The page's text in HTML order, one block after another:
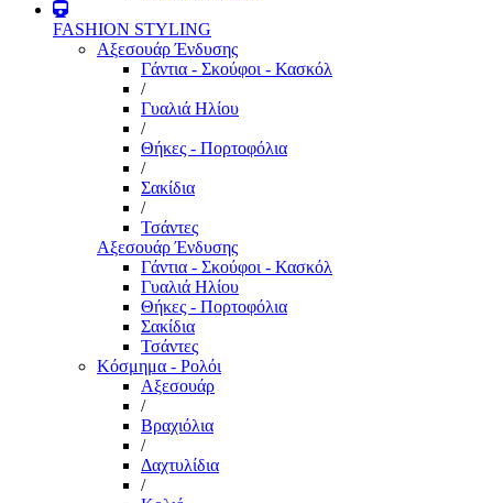
FASHION STYLING
Αξεσουάρ Ένδυσης
Γάντια - Σκούφοι - Κασκόλ
/
Γυαλιά Ηλίου
/
Θήκες - Πορτοφόλια
/
Σακίδια
/
Τσάντες
Αξεσουάρ Ένδυσης
Γάντια - Σκούφοι - Κασκόλ
Γυαλιά Ηλίου
Θήκες - Πορτοφόλια
Σακίδια
Τσάντες
Κόσμημα - Ρολόι
Αξεσουάρ
/
Βραχιόλια
/
Δαχτυλίδια
/